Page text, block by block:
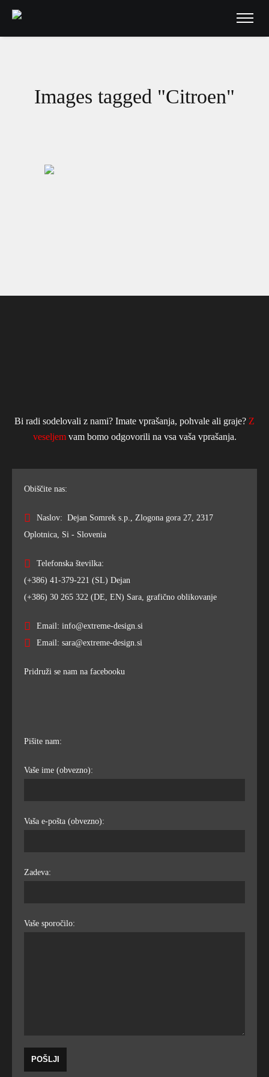
Images tagged "Citroen"
Bi radi sodelovali z nami? Imate vprašanja, pohvale ali graje? Z
veseljemvam bomo odgovorili na vsa vaša vprašanja.
Obiščite nas:
Naslov: Dejan Somrek s.p., Zlogona gora 27, 2317
Oplotnica, Si - Slovenia
Telefonska številka:
(+386) 41-379-221 (SL) Dejan
(+386) 30 265 322 (DE, EN) Sara, grafično oblikovanje
Email: info@extreme-design.si
Email: sara@extreme-design.si
Pridruži se nam na facebooku
Pišite nam:
Vaše ime (obvezno):
Vaša e-pošta (obvezno):
Zadeva:
Vaše sporočilo: